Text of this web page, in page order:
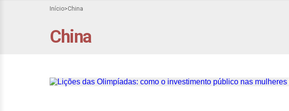
Início>China
ChinaLições das Olimpíadas: